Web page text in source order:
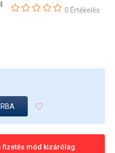
0 Értékelés
fizetés mód kizárólag